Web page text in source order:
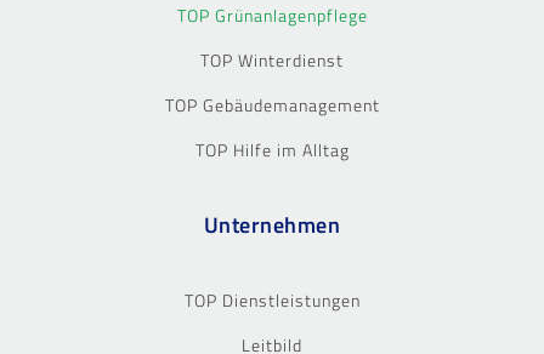
TOP Grünanlagenpflege
TOP Winterdienst
TOP Gebäudemanagement
TOP Hilfe im Alltag
Unternehmen
TOP Dienstleistungen
Leitbild